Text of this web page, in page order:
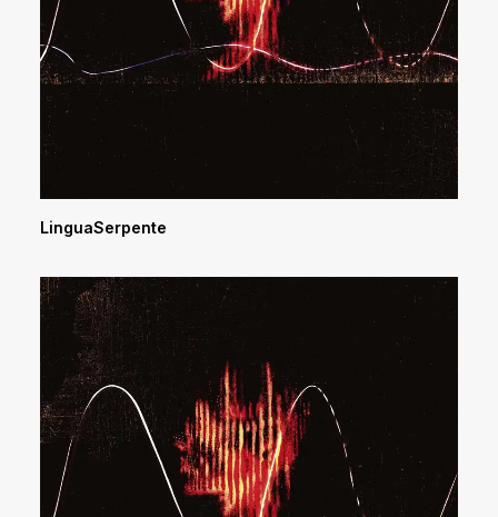
LinguaSerpente